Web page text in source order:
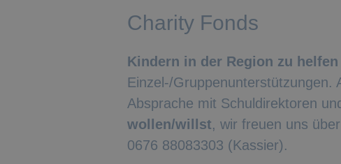
Charity Fonds
Kindern in der Region zu helfen
Einzel-/Gruppenunterstützungen.
Absprache mit Schuldirektoren
wollen/willst, wir freuen uns
0676 88083303 (Kassier).